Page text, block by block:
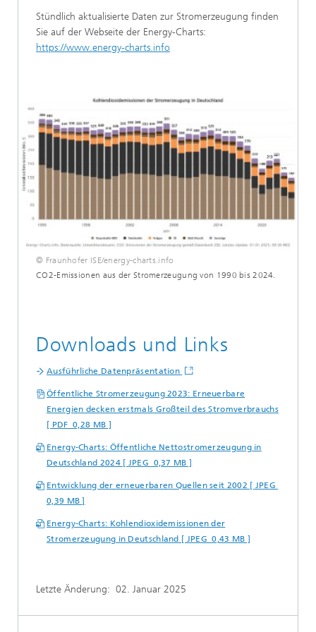
Stündlich aktualisierte Daten zur Stromerzeugung finden
Sie auf der Webseite der Energy-Charts:
https://www.energy-charts.info
© Fraunhofer ISE/energy-charts.info
CO2-Emissionen aus der Stromerzeugung von 1990 bis 2024.
Downloads und Links
Ausführliche Datenpräsentation
Öffentliche Stromerzeugung 2023: Erneuerbare
Energien decken erstmals Großteil des Stromverbrauchs
[ PDF 0,28 MB ]
Energy-Charts: Öffentliche Nettostromerzeugung in
Deutschland 2024 [ JPEG 0,37 MB ]
Entwicklung der erneuerbaren Quellen seit 2002 [ JPEG
0,39 MB ]
Energy-Charts: Kohlendioxidemissionen der
Stromerzeugung in Deutschland [ JPEG 0,43 MB ]
Letzte Änderung: 02. Januar 2025